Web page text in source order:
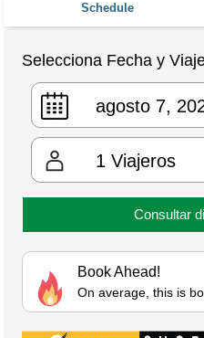
Schedule
Selecciona Fecha y
1 Viajeros
Consultar
Book Ahead!
On average, this is